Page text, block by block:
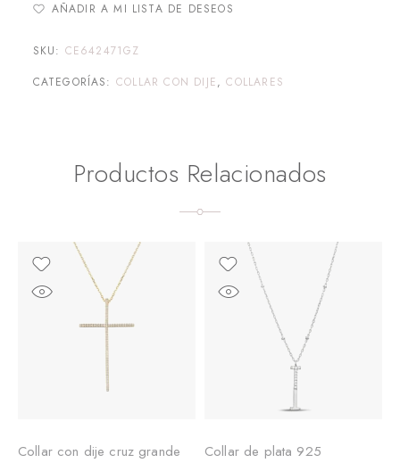
AÑADIR A MI LISTA DE DESEOS
SKU: CE642471GZ
CATEGORÍAS: COLLAR CON DIJE,COLLARES
Productos Relacionados
Collar con dije cruz grande
Collar de plata 925